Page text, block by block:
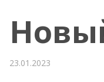
23.01.2023